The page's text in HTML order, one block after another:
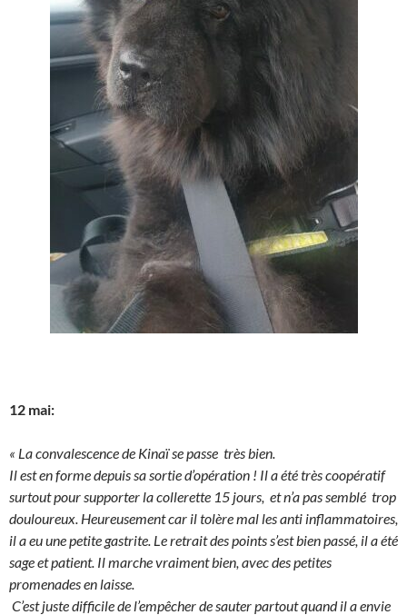
12 mai:
« La convalescence de Kinaï se passe très bien.
Il est en forme depuis sa sortie d’opération ! Il a été très coopératif
surtout pour supporter la collerette 15 jours, et n’a pas semblé trop
douloureux. Heureusement car il tolère mal les anti inflammatoires,
il a eu une petite gastrite. Le retrait des points s’est bien passé, il a été
sage et patient. Il marche vraiment bien, avec des petites
promenades en laisse.
C’est juste difficile de l’empêcher de sauter partout quand il a envie